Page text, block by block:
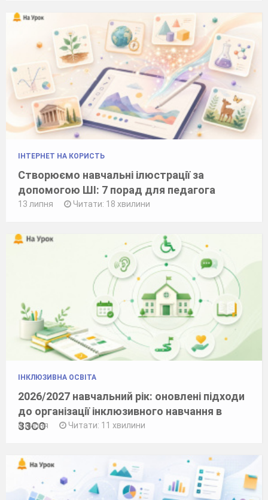
ІНТЕРНЕТ НА КОРИСТЬ
Створюємо навчальні ілюстрації за
допомогою ШІ: 7 порад для педагога
13 липня Читати: 18 хвилини
ІНКЛЮЗИВНА ОСВІТА
2026/2027 навчальний рік: оновлені підходи
до організації інклюзивного навчання в
ЗЗСО
8 липня Читати: 11 хвилини